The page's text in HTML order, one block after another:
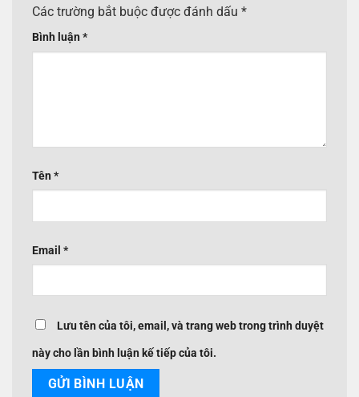
Các trường bắt buộc được đánh dấu *
Bình luận *
Tên *
Email *
Lưu tên của tôi, email, và trang web trong trình duyệt
này cho lần bình luận kế tiếp của tôi.